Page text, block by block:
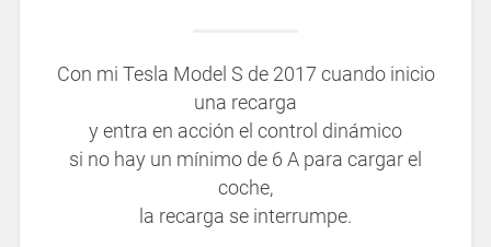
Con mi Tesla Model S de 2017 cuando inicio
una recarga
y entra en acción el control dinámico
si no hay un mínimo de 6 A para cargar el
coche,
la recarga se interrumpe.